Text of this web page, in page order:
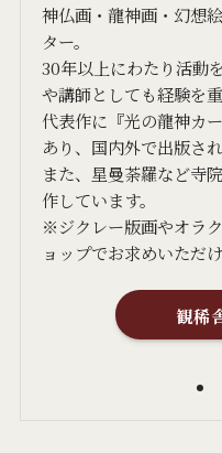
神仏画・龍神画・幻想
ター。
30年以上にわたり活動
や講師としても経験を
代表作に『光の龍神カ
あり、国内外で出版され
また、星曼荼羅など寺
作しています。
※ジクレー版画やオラ
ョップでお求めいただけ
観稀